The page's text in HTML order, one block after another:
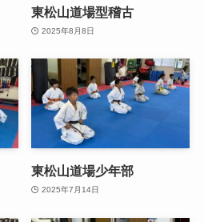
東松山道場型稽古
2025年8月8日
東松山道場少年部
2025年7月14日